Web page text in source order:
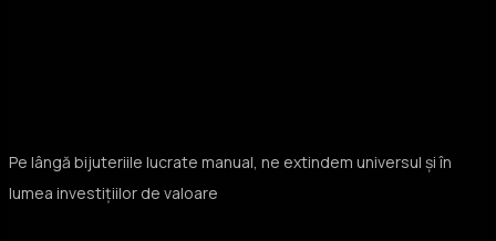
Pe lângă bijuteriile lucrate manual, ne extindem universul și în
lumea investițiilor de valoare